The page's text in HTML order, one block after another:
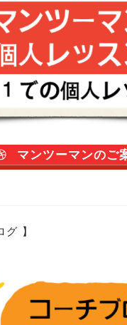
マンツーマンのご
グ 】